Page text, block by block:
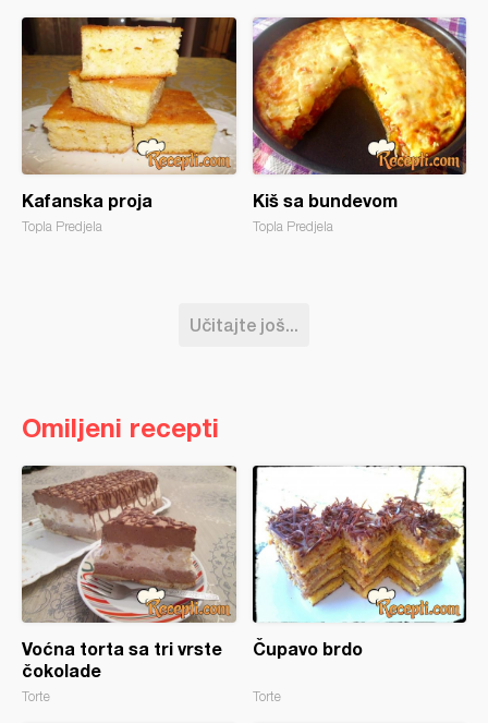
Kafanska proja
Topla Predjela
Kiš sa bundevom
Topla Predjela
Učitajte još...
Omiljeni recepti
Voćna torta sa tri vrste
čokolade
Torte
Čupavo brdo
Torte